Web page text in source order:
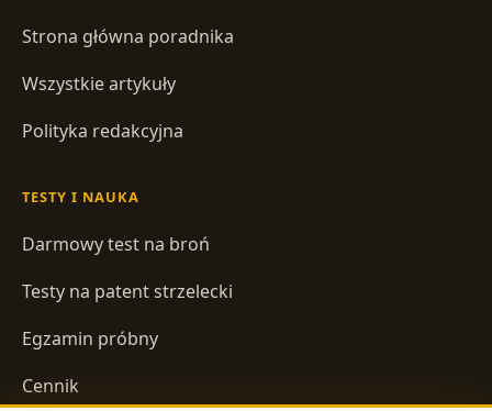
Strona główna poradnika
Wszystkie artykuły
Polityka redakcyjna
TESTY I NAUKA
Darmowy test na broń
Testy na patent strzelecki
Egzamin próbny
Cennik